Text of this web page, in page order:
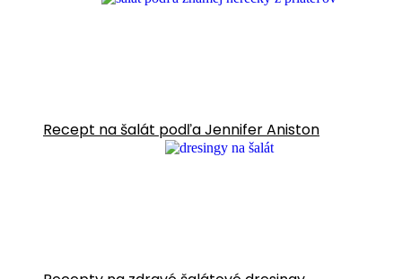
Recept na šalát podľa Jennifer Aniston